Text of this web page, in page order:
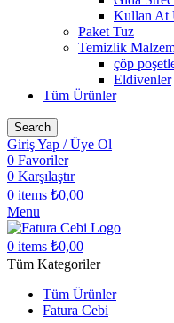
Kullan At
Paket Tuz
Temizlik
çöp
Eldivenler
Tüm Ürünler
Search
Giriş Yap / Üye Ol
0 Favoriler
0 Karşılaştır
0 items ₺0,00
Menu
0 items ₺0,00
Tüm Kategoriler
Tüm Ürünler
Fatura Cebi